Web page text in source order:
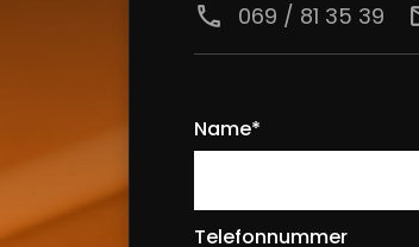
call
069 / 81 35 39
Name*
Telefonnummer